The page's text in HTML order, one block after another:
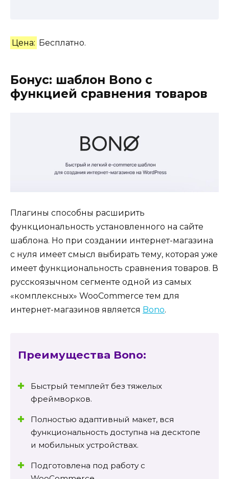
Цена: Бесплатно.
Бонус: шаблон Bono с
функцией сравнения товаров
Плагины способны расширить
функциональность установленного на сайте
шаблона. Но при создании интернет-магазина
с нуля имеет смысл выбирать тему, которая уже
имеет функциональность сравнения товаров. В
русскоязычном сегменте одной из самых
«комплексных» WooCommerce тем для
интернет-магазинов является Bono.
Преимущества Bono:
Быстрый темплейт без тяжелых
фреймворков.
Полностью адаптивный макет, вся
функциональность доступна на десктопе
и мобильных устройствах.
Подготовлена под работу с